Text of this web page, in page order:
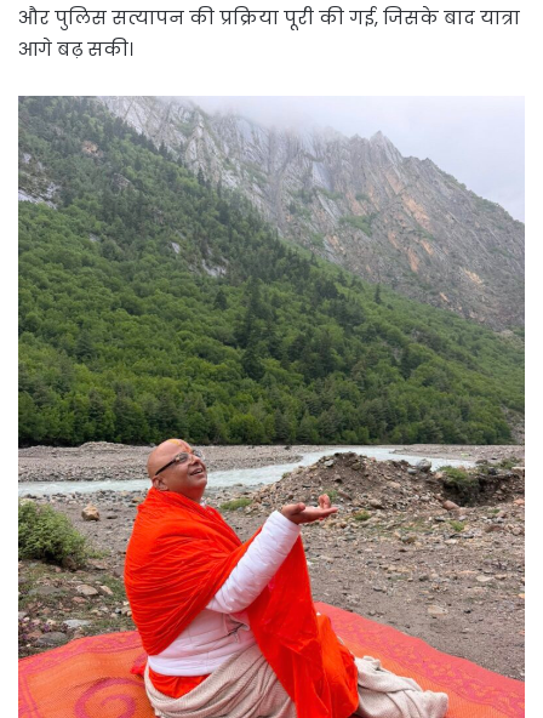
और पुलिस सत्यापन की प्रक्रिया पूरी की गई, जिसके बाद यात्रा
आगे बढ़ सकी।